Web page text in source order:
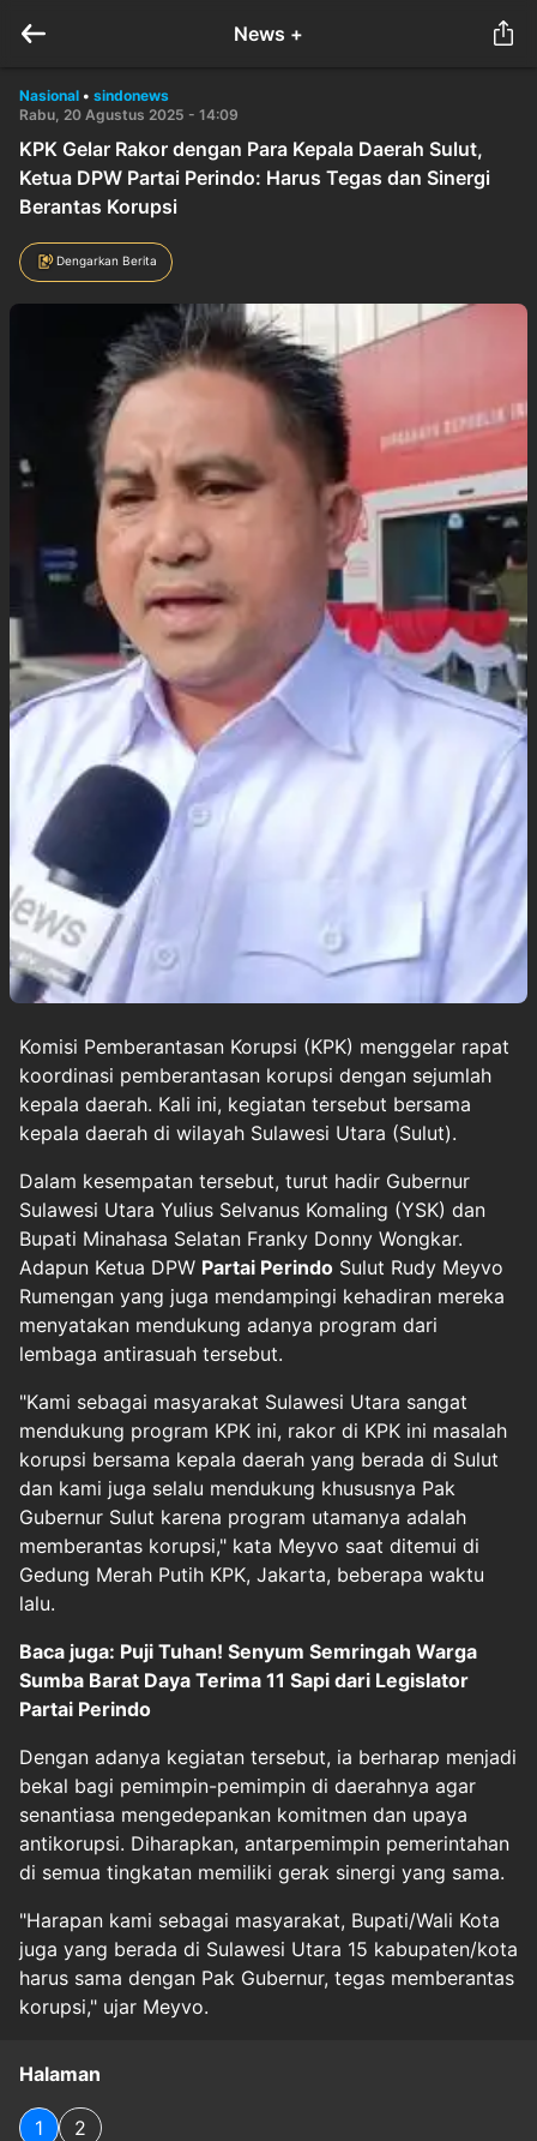
News +
Nasional • sindonews
Rabu, 20 Agustus 2025 - 14:09
KPK Gelar Rakor dengan Para Kepala Daerah Sulut,
Ketua DPW Partai Perindo: Harus Tegas dan Sinergi
Berantas Korupsi
Dengarkan Berita
Komisi Pemberantasan Korupsi (KPK) menggelar rapat
koordinasi pemberantasan korupsi dengan sejumlah
kepala daerah. Kali ini, kegiatan tersebut bersama
kepala daerah di wilayah Sulawesi Utara (Sulut).
Dalam kesempatan tersebut, turut hadir Gubernur
Sulawesi Utara Yulius Selvanus Komaling (YSK) dan
Bupati Minahasa Selatan Franky Donny Wongkar.
Adapun Ketua DPW Partai Perindo Sulut Rudy Meyvo
Rumengan yang juga mendampingi kehadiran mereka
menyatakan mendukung adanya program dari
lembaga antirasuah tersebut.
"Kami sebagai masyarakat Sulawesi Utara sangat
mendukung program KPK ini, rakor di KPK ini masalah
korupsi bersama kepala daerah yang berada di Sulut
dan kami juga selalu mendukung khususnya Pak
Gubernur Sulut karena program utamanya adalah
memberantas korupsi," kata Meyvo saat ditemui di
Gedung Merah Putih KPK, Jakarta, beberapa waktu
lalu.
Baca juga: Puji Tuhan! Senyum Semringah Warga
Sumba Barat Daya Terima 11 Sapi dari Legislator
Partai Perindo
Dengan adanya kegiatan tersebut, ia berharap menjadi
bekal bagi pemimpin-pemimpin di daerahnya agar
senantiasa mengedepankan komitmen dan upaya
antikorupsi. Diharapkan, antarpemimpin pemerintahan
di semua tingkatan memiliki gerak sinergi yang sama.
"Harapan kami sebagai masyarakat, Bupati/Wali Kota
juga yang berada di Sulawesi Utara 15 kabupaten/kota
harus sama dengan Pak Gubernur, tegas memberantas
korupsi," ujar Meyvo.
Halaman
1 2